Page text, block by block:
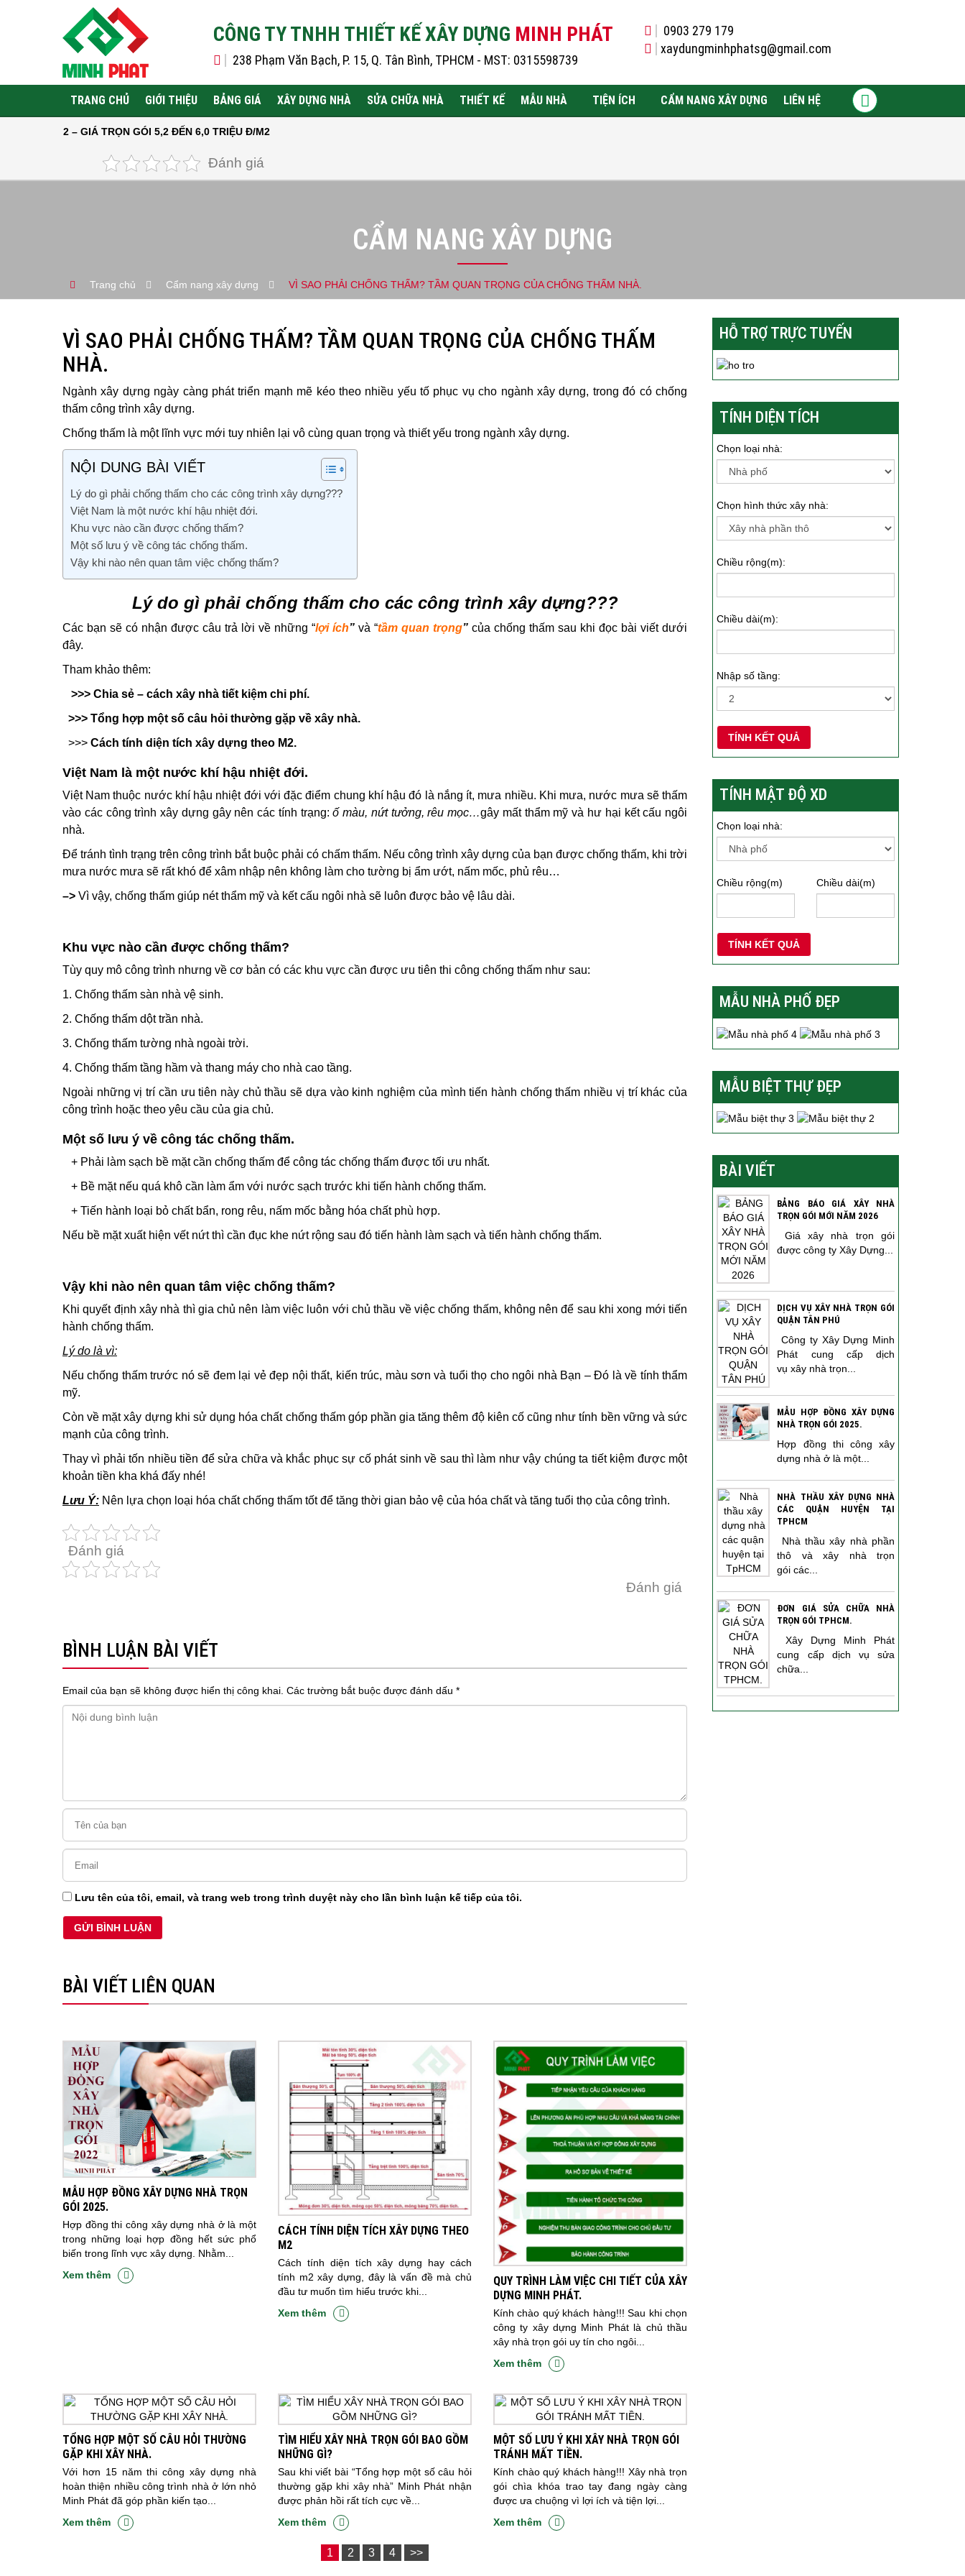
CÔNG TY TNHH THIẾT KẾ XÂY DỰNG MINH PHÁT
238 Phạm Văn Bạch, P. 15, Q. Tân Bình, TPHCM - MST: 0315598739
0903 279 179
xaydungminhphatsg@gmail.com
TRANG CHỦ GIỚI THIỆU BẢNG GIÁ XÂY DỰNG NHÀ SỬA CHỮA NHÀ THIẾT KẾ MẪU NHÀ TIỆN ÍCH CẨM NANG XÂY DỰNG LIÊN HỆ
TRỌN GÓI 5,2 ĐẾN 6,0 TRIỆU Đ/M2
Đánh giá
CẨM NANG XÂY DỰNG
Trang chủ Cẩm nang xây dựng VÌ SAO PHẢI CHỐNG THẤM? TẦM QUAN TRỌNG CỦA CHỐNG THẤM NHÀ.
VÌ SAO PHẢI CHỐNG THẤM? TẦM QUAN TRỌNG CỦA CHỐNG THẤM
NHÀ.
Ngành xây dựng ngày càng phát triển mạnh mẽ kéo theo nhiều yếu tố phục vụ cho ngành xây dựng, trong đó có chống
thấm công trình xây dựng.
Chống thấm là một lĩnh vực mới tuy nhiên lại vô cùng quan trọng và thiết yếu trong ngành xây dựng.
NỘI DUNG BÀI VIẾT
Lý do gì phải chống thấm cho các công trình xây dựng???
Việt Nam là một nước khí hậu nhiệt đới.
Khu vực nào cần được chống thấm?
Một số lưu ý về công tác chống thấm.
Vậy khi nào nên quan tâm việc chống thấm?
Lý do gì phải chống thấm cho các công trình xây dựng???
Các bạn sẽ có nhận được câu trả lời về những “lợi ích” và “tầm quan trọng” của chống thấm sau khi đọc bài viết dưới
đây.
Tham khảo thêm:
>>> Chia sẻ – cách xây nhà tiết kiệm chi phí.
>>> Tổng hợp một số câu hỏi thường gặp về xây nhà.
>>> Cách tính diện tích xây dựng theo M2.
Việt Nam là một nước khí hậu nhiệt đới.
Việt Nam thuộc nước khí hậu nhiệt đới với đặc điểm chung khí hậu đó là nắng ít, mưa nhiều. Khi mưa, nước mưa sẽ thấm
vào các công trình xây dựng gây nên các tính trạng:ố màu, nứt tưởng, rêu mọc…gây mất thẩm mỹ và hư hại kết cấu ngôi
nhà.
Để tránh tình trạng trên công trình bắt buộc phải có chấm thấm. Nếu công trình xây dựng của bạn được chống thấm, khi trời
mưa nước mưa sẽ rất khó để xâm nhập nên không làm cho tường bị ẩm ướt, nấm mốc, phủ rêu…
–> Vì vậy, chống thấm giúp nét thẩm mỹ và kết cấu ngôi nhà sẽ luôn được bảo vệ lâu dài.
Khu vực nào cần được chống thấm?
Tùy quy mô công trình nhưng về cơ bản có các khu vực cần được ưu tiên thi công chống thấm như sau:
1. Chống thấm sàn nhà vệ sinh.
2. Chống thấm dột trần nhà.
3. Chống thấm tường nhà ngoài trời.
4. Chống thấm tầng hầm và thang máy cho nhà cao tầng.
Ngoài những vị trí cần ưu tiên này chủ thầu sẽ dựa vào kinh nghiệm của mình tiến hành chống thấm nhiều vị trí khác của
công trình hoặc theo yêu cầu của gia chủ.
Một số lưu ý về công tác chống thấm.
+ Phải làm sạch bề mặt cần chống thấm để công tác chống thấm được tối ưu nhất.
+ Bề mặt nếu quá khô cần làm ẩm với nước sạch trước khi tiến hành chống thấm.
+ Tiến hành loại bỏ chất bẩn, rong rêu, nấm mốc bằng hóa chất phù hợp.
Nếu bề mặt xuất hiện vết nứt thì cần đục khe nứt rộng sau đó tiến hành làm sạch và tiến hành chống thấm.
Vậy khi nào nên quan tâm việc chống thấm?
Khi quyết định xây nhà thì gia chủ nên làm việc luôn với chủ thầu về việc chống thấm, không nên để sau khi xong mới tiến
hành chống thấm.
Lý do là vì:
Nếu chống thấm trước nó sẽ đem lại vẻ đẹp nội thất, kiến trúc, màu sơn và tuổi thọ cho ngôi nhà Bạn – Đó là về tính thẩm
mỹ.
Còn về mặt xây dựng khi sử dụng hóa chất chống thấm góp phần gia tăng thêm độ kiên cố cũng như tính bền vững và sức
mạnh của công trình.
Thay vì phải tốn nhiều tiền để sửa chữa và khắc phục sự cố phát sinh về sau thì làm như vậy chúng ta tiết kiệm được một
khoản tiền kha khá đấy nhé!
Lưu Ý: Nên lựa chọn loại hóa chất chống thấm tốt để tăng thời gian bảo vệ của hóa chất và tăng tuổi thọ của công trình.
Đánh giá
Đánh giá
BÌNH LUẬN BÀI VIẾT
Email của bạn sẽ không được hiển thị công khai. Các trường bắt buộc được đánh dấu *
Lưu tên của tôi, email, và trang web trong trình duyệt này cho lần bình luận kế tiếp của tôi.
BÀI VIẾT LIÊN QUAN
MẪU HỢP ĐỒNG XÂY DỰNG NHÀ TRỌN
GÓI 2025.
Hợp đồng thi công xây dựng nhà ở là một
trong những loại hợp đồng hết sức phổ
biến trong lĩnh vực xây dựng. Nhằm...
Xem thêm
CÁCH TÍNH DIỆN TÍCH XÂY DỰNG THEO
M2
Cách tính diện tích xây dựng hay cách
tính m2 xây dựng, đây là vấn đề mà chủ
đầu tư muốn tìm hiểu trước khi...
Xem thêm
QUY TRÌNH LÀM VIỆC CHI TIẾT CỦA XÂY
DỰNG MINH PHÁT.
Kính chào quý khách hàng!!! Sau khi chọn
công ty xây dựng Minh Phát là chủ thầu
xây nhà trọn gói uy tín cho ngôi...
Xem thêm
TỔNG HỢP MỘT SỐ CÂU HỎI THƯỜNG
GẶP KHI XÂY NHÀ.
Với hơn 15 năm thi công xây dựng nhà
hoàn thiện nhiều công trình nhà ở lớn nhỏ
Minh Phát đã góp phần kiến tạo...
Xem thêm
TÌM HIỂU XÂY NHÀ TRỌN GÓI BAO GỒM
NHỮNG GÌ?
Sau khi viết bài “Tổng hợp một số câu hỏi
thường gặp khi xây nhà” Minh Phát nhận
được phản hồi rất tích cực về...
Xem thêm
MỘT SỐ LƯU Ý KHI XÂY NHÀ TRỌN GÓI
TRÁNH MẤT TIỀN.
Kính chào quý khách hàng!!! Xây nhà trọn
gói chìa khóa trao tay đang ngày càng
được ưa chuộng vì lợi ích và tiện lợi...
Xem thêm
1 2 3 4 >>
HỖ TRỢ TRỰC TUYẾN
TÍNH DIỆN TÍCH
Chọn loại nhà:
Chọn hình thức xây nhà:
Chiều rộng(m):
Chiều dài(m):
Nhập số tầng:
TÍNH KẾT QUẢ
TÍNH MẬT ĐỘ XD
Chọn loại nhà:
Chiều rộng(m) Chiều dài(m)
TÍNH KẾT QUẢ
MẪU NHÀ PHỐ ĐẸP
MẪU BIỆT THỰ ĐẸP
BÀI VIẾT
BẢNG BÁO GIÁ XÂY NHÀ
TRỌN GÓI MỚI NĂM 2026
Giá xây nhà trọn gói
được công ty Xây Dựng...
DỊCH VỤ XÂY NHÀ TRỌN GÓI
QUẬN TÂN PHÚ
Công ty Xây Dựng Minh
Phát cung cấp dịch
vụ xây nhà trọn...
MẪU HỢP ĐỒNG XÂY DỰNG
NHÀ TRỌN GÓI 2025.
Hợp đồng thi công xây
dựng nhà ở là một...
NHÀ THẦU XÂY DỰNG NHÀ
CÁC QUẬN HUYỆN TẠI
TPHCM
Nhà thầu xây nhà phần
thô và xây nhà trọn
gói các...
ĐƠN GIÁ SỬA CHỮA NHÀ
TRỌN GÓI TPHCM.
Xây Dựng Minh Phát
cung cấp dịch vụ sửa
chữa...